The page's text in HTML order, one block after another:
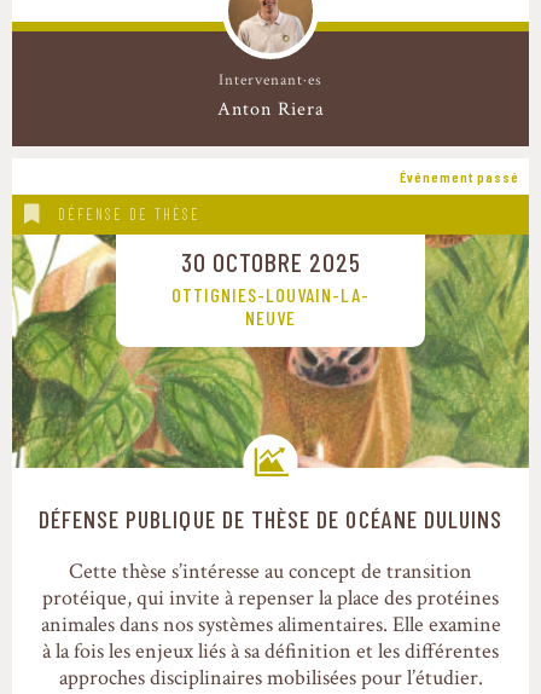
Intervenant·es
Anton Riera
Événement passé
DÉFENSE DE THÈSE
30 OCTOBRE 2025
OTTIGNIES-LOUVAIN-LA-
NEUVE
DÉFENSE PUBLIQUE DE THÈSE DE OCÉANE DULUINS
Cette thèse s’intéresse au concept de transition
protéique, qui invite à repenser la place des protéines
animales dans nos systèmes alimentaires. Elle examine
à la fois les enjeux liés à sa définition et les différentes
approches disciplinaires mobilisées pour l’étudier.